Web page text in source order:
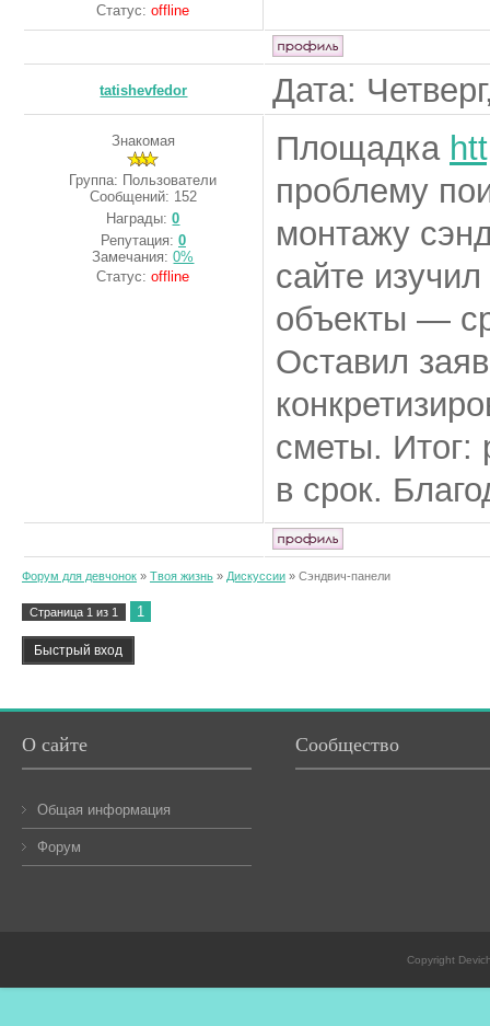
Статус:offline
tatishevfedor Дата:
Знакомая
Группа: Пользователи
Сообщений: 152
Награды:0
Репутация: 0
Замечания:0%
Статус:offline
Площадка
проблему
монтажу
сайте
объекты —
Оставил
сметы. Итог:
в срок.
Форум для девчонок » Твоя жизнь » Дискуссии » Сэндвич-панели
Страница 1 из 1 1
О сайте
Общая информация
Форум
Сообщество
Copyright